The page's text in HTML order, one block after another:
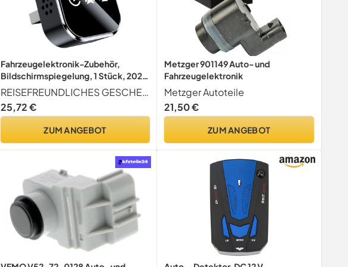
Fahrzeugelektronik-Zubehör,
Bildschirmspiegelung, 1 Stück, 2026
Upgrade 3-in-1-Bildschirmspiegel
Für IOS-Telefon, Kabelgebunden Mit
Kabellosem Auto-Adapter Play,
Ente
REISEFREUNDLICHES GESCHENK Perfekt für Pendler, Roadtrips, Familienausflüge oder als Geschenk für Freunde und Verwandte, die Unterhaltung im Auto genießen.
25,72 €
ZUM ANGEBOT
Metzger 901149 Auto- und
Fahrzeugelektronik
Metzger Autoteile
21,50 €
ZUM ANGEBOT